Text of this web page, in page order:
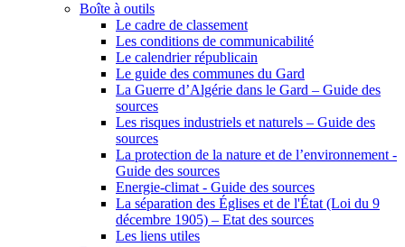
Boîte à outils
Le cadre de classement
Les conditions de communicabilité
Le calendrier républicain
Le guide des communes du Gard
La Guerre d’Algérie dans le Gard – Guide des
sources
Les risques industriels et naturels – Guide des
sources
La protection de la nature et de l’environnement -
Guide des sources
Energie-climat - Guide des sources
La séparation des Églises et de l'État (Loi du 9
décembre 1905) – Etat des sources
Les liens utiles